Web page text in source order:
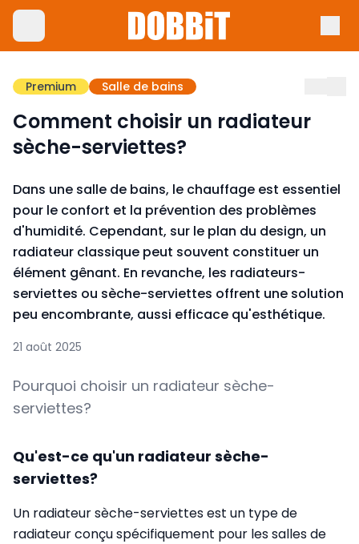
Premium Salle de bains
Comment choisir un radiateur
sèche-serviettes?
Dans une salle de bains, le chauffage est essentiel
pour le confort et la prévention des problèmes
d'humidité. Cependant, sur le plan du design, un
radiateur classique peut souvent constituer un
élément gênant. En revanche, les radiateurs-
serviettes ou sèche-serviettes offrent une solution
peu encombrante, aussi efficace qu'esthétique.
21 août 2025
Pourquoi choisir un radiateur sèche-
serviettes?
Qu'est-ce qu'un radiateur sèche-
serviettes?
Un radiateur sèche-serviettes est un type de
radiateur conçu spécifiquement pour les salles de